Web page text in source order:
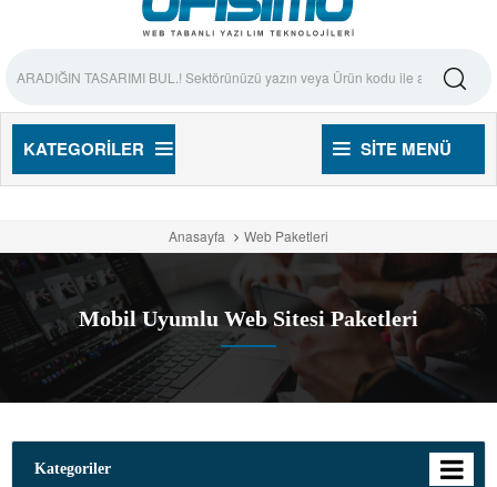
KATEGORILER SITE MENÜ
Anasayfa Web Paketleri
Mobil Uyumlu Web Sitesi Paketleri
Kategoriler